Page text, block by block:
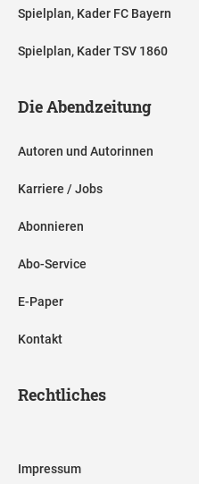
Spielplan, Kader FC Bayern
Spielplan, Kader TSV 1860
Die Abendzeitung
Autoren und Autorinnen
Karriere / Jobs
Abonnieren
Abo-Service
E-Paper
Kontakt
Rechtliches
Impressum